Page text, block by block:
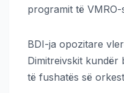
programit të VMRO-
BDI-ja opozitare
Dimitreivskit kundër
të fushatës së